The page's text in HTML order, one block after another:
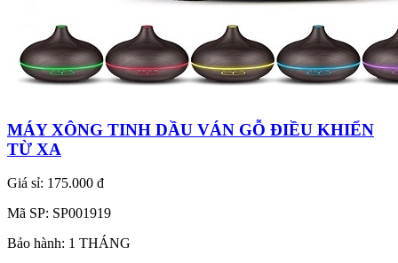
MÁY XÔNG TINH DẦU VÁN GỖ ĐIỀU KHIỂN
TỪ XA
Giá sỉ: 175.000 đ
Mã SP: SP001919
Bảo hành: 1 THÁNG